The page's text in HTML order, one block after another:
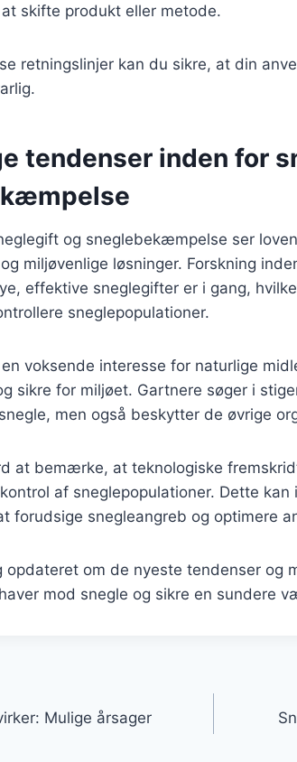
skifte produkt eller metode.
retningslinjer kan du sikre, at din
tendenser inden for
og sneglebekæmpelse ser
miljøvenlige løsninger. Forskning
effektive sneglegifter er i gang,
sneglepopulationer.
voksende interesse for naturlige
sikre for miljøet. Gartnere søger i
men også beskytter de øvrige
at bemærke, at teknologiske
af sneglepopulationer. Dette
forudsige snegleangreb og optimere
opdateret om de nyeste tendenser og
mod snegle og sikre en sundere
Mulige årsager